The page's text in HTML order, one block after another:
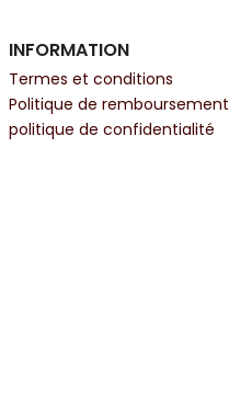
INFORMATION
Termes et conditions
Politique de remboursement
politique de confidentialité